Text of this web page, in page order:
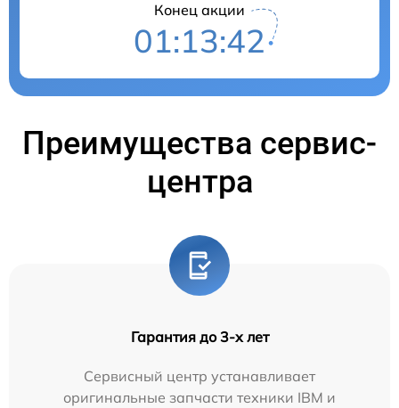
Конец акции
01:13:41
Преимущества сервис-
центра
Гарантия до 3-х лет
Сервисный центр устанавливает
оригинальные запчасти техники IBM и